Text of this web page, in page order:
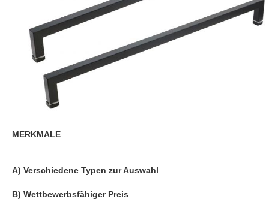
MERKMALE
A) Verschiedene Typen zur Auswahl
B) Wettbewerbsfähiger Preis